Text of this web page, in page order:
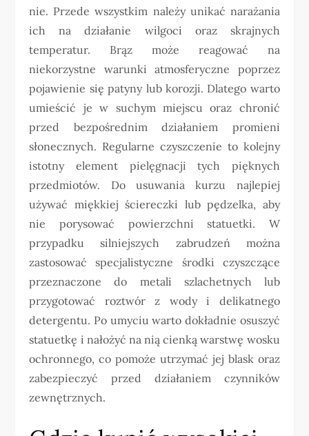
nie. Przede wszystkim należy unikać narażania
ich na działanie wilgoci oraz skrajnych
temperatur. Brąz może reagować na
niekorzystne warunki atmosferyczne poprzez
pojawienie się patyny lub korozji. Dlatego warto
umieścić je w suchym miejscu oraz chronić
przed bezpośrednim działaniem promieni
słonecznych. Regularne czyszczenie to kolejny
istotny element pielęgnacji tych pięknych
przedmiotów. Do usuwania kurzu najlepiej
używać miękkiej ściereczki lub pędzelka, aby
nie porysować powierzchni statuetki. W
przypadku silniejszych zabrudzeń można
zastosować specjalistyczne środki czyszczące
przeznaczone do metali szlachetnych lub
przygotować roztwór z wody i delikatnego
detergentu. Po umyciu warto dokładnie osuszyć
statuetkę i nałożyć na nią cienką warstwę wosku
ochronnego, co pomoże utrzymać jej blask oraz
zabezpieczyć przed działaniem czynników
zewnętrznych.